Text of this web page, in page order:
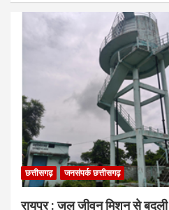
छत्तीसगढ़ जनसंपर्क छत्तीसगढ़
रायपुर : जल जीवन मिशन से बदली